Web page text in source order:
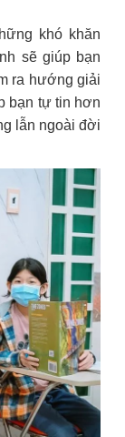
khó khăn
sẽ giúp bạn
ra hướng giải
bạn tự tin hơn
lẫn ngoài đời